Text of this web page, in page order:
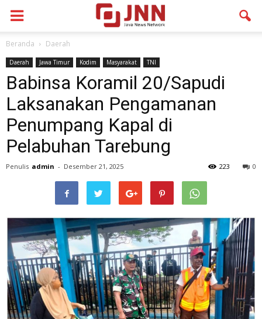
Beranda Daerah
Daerah Jawa Timur Kodim Masyarakat TNI
Babinsa Koramil 20/Sapudi
Laksanakan Pengamanan
Penumpang Kapal di
Pelabuhan Tarebung
Penulis admin - Desember 21, 2025 0
223